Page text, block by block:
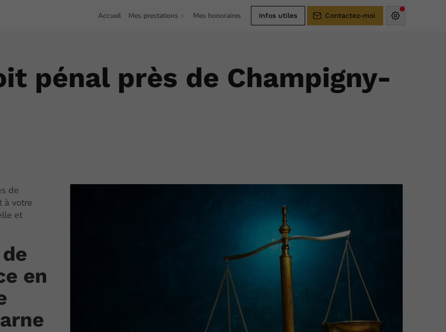
Accueil Mes prestations Mes honoraires Infos utiles Contactez-moi
pénal près de Champigny-
de
à votre
et
en